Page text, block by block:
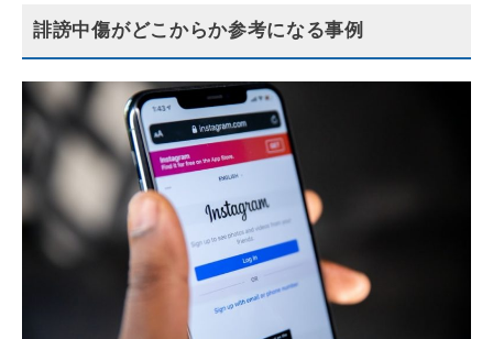
誹謗中傷がどこからか参考になる事例